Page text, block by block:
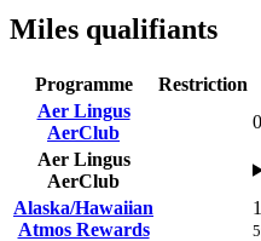
Miles qualifiants
Programme Restriction
Aer Lingus
AerClub
Aer Lingus
AerClub
Alaska/Hawaiian
Atmos Rewards